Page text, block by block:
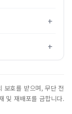
호를 받으며, 무단 전
및 재배포를 금합니다.